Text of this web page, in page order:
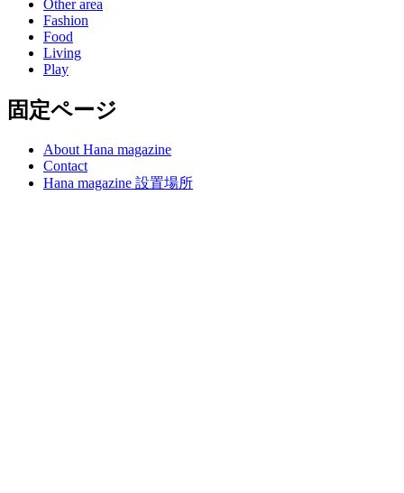
Other area
Fashion
Food
Living
Play
固定ページ
About Hana magazine
Contact
Hana magazine 設置場所